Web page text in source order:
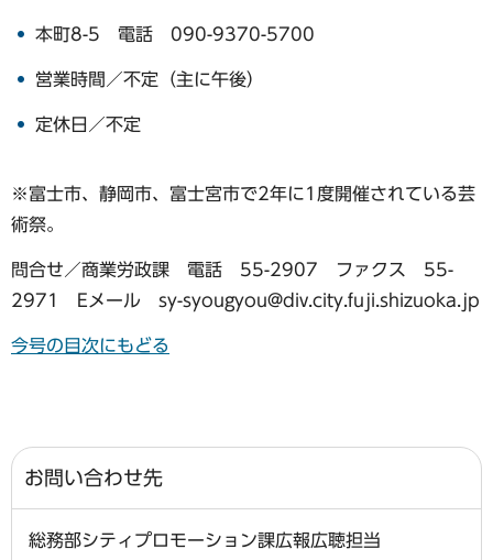
本町8-5 電話 090-9370-5700
営業時間／不定（主に午後）
定休日／不定
※富士市、静岡市、富士宮市で2年に1度開催されている芸
術祭。
問合せ／商業労政課 電話 55-2907 ファクス 55-
2971 Eメール sy-syougyou@div.city.fuji.shizuoka.jp
今号の目次にもどる
お問い合わせ先
総務部シティプロモーション課広報広聴担当